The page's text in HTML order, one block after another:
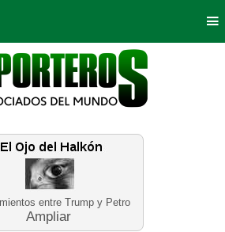
entre Trump y Petro
Ampliar
Opinión Bogotá
Tierra Deportes
Educación Neira